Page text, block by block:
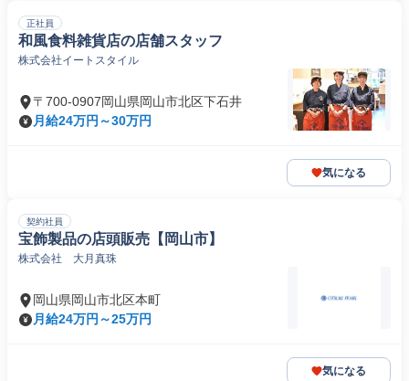
正社員
和風食料雑貨店の店舗スタッフ
株式会社イートスタイル
〒700-0907岡山県岡山市北区下石井
月給24万円～30万円
気になる
契約社員
宝飾製品の店頭販売【岡山市】
株式会社 大月真珠
岡山県岡山市北区本町
月給24万円～25万円
気になる